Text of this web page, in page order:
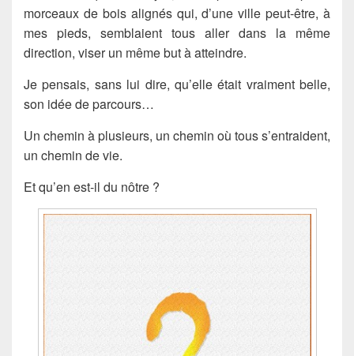
morceaux de bois alignés qui, d’une ville peut-être, à
mes pieds, semblaient tous aller dans la même
direction, viser un même but à atteindre.
Je pensais, sans lui dire, qu’elle était vraiment belle,
son idée de parcours…
Un chemin à plusieurs, un chemin où tous s’entraident,
un chemin de vie.
Et qu’en est-il du nôtre ?